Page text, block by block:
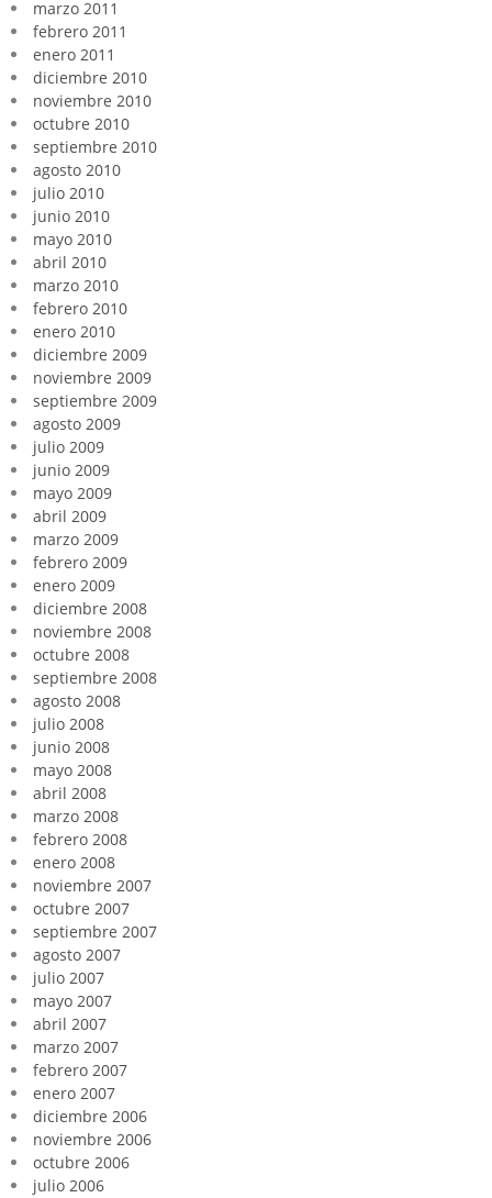
marzo 2011
febrero 2011
enero 2011
diciembre 2010
noviembre 2010
octubre 2010
septiembre 2010
agosto 2010
julio 2010
junio 2010
mayo 2010
abril 2010
marzo 2010
febrero 2010
enero 2010
diciembre 2009
noviembre 2009
septiembre 2009
agosto 2009
julio 2009
junio 2009
mayo 2009
abril 2009
marzo 2009
febrero 2009
enero 2009
diciembre 2008
noviembre 2008
octubre 2008
septiembre 2008
agosto 2008
julio 2008
junio 2008
mayo 2008
abril 2008
marzo 2008
febrero 2008
enero 2008
noviembre 2007
octubre 2007
septiembre 2007
agosto 2007
julio 2007
mayo 2007
abril 2007
marzo 2007
febrero 2007
enero 2007
diciembre 2006
noviembre 2006
octubre 2006
julio 2006